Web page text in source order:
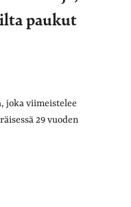
paukut
joka viimeistelee
29 vuoden